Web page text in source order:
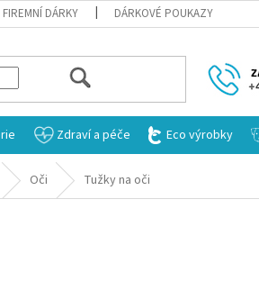
FIREMNÍ DÁRKY DÁRKOVÉ POUKAZY
HLEDAT
Zdraví a péče Eco výrobky
Oči Tužky na oči